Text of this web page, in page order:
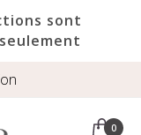
sont
0